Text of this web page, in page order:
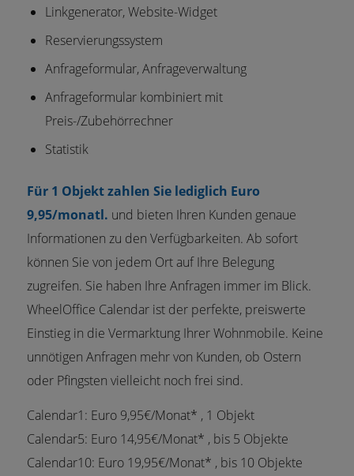
Linkgenerator, Website-Widget
Reservierungssystem
Anfrageformular, Anfrageverwaltung
Anfrageformular kombiniert mit
Preis-/Zubehörrechner
Statistik
Für 1 Objekt zahlen Sie lediglich Euro
9,95/monatl. und bieten Ihren Kunden genaue
Informationen zu den Verfügbarkeiten. Ab sofort
können Sie von jedem Ort auf Ihre Belegung
zugreifen. Sie haben Ihre Anfragen immer im Blick.
WheelOffice Calendar ist der perfekte, preiswerte
Einstieg in die Vermarktung Ihrer Wohnmobile. Keine
unnötigen Anfragen mehr von Kunden, ob Ostern
oder Pfingsten vielleicht noch frei sind.
Calendar1: Euro 9,95€/Monat* , 1 Objekt
Calendar5: Euro 14,95€/Monat* , bis 5 Objekte
Calendar10: Euro 19,95€/Monat* , bis 10 Objekte